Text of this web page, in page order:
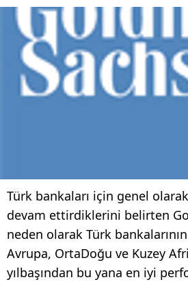
Türk bankaları için genel
devam ettirdiklerini belirten
neden olarak Türk
Avrupa, OrtaDoğu ve Kuzey
yılbaşından bu yana en iyi